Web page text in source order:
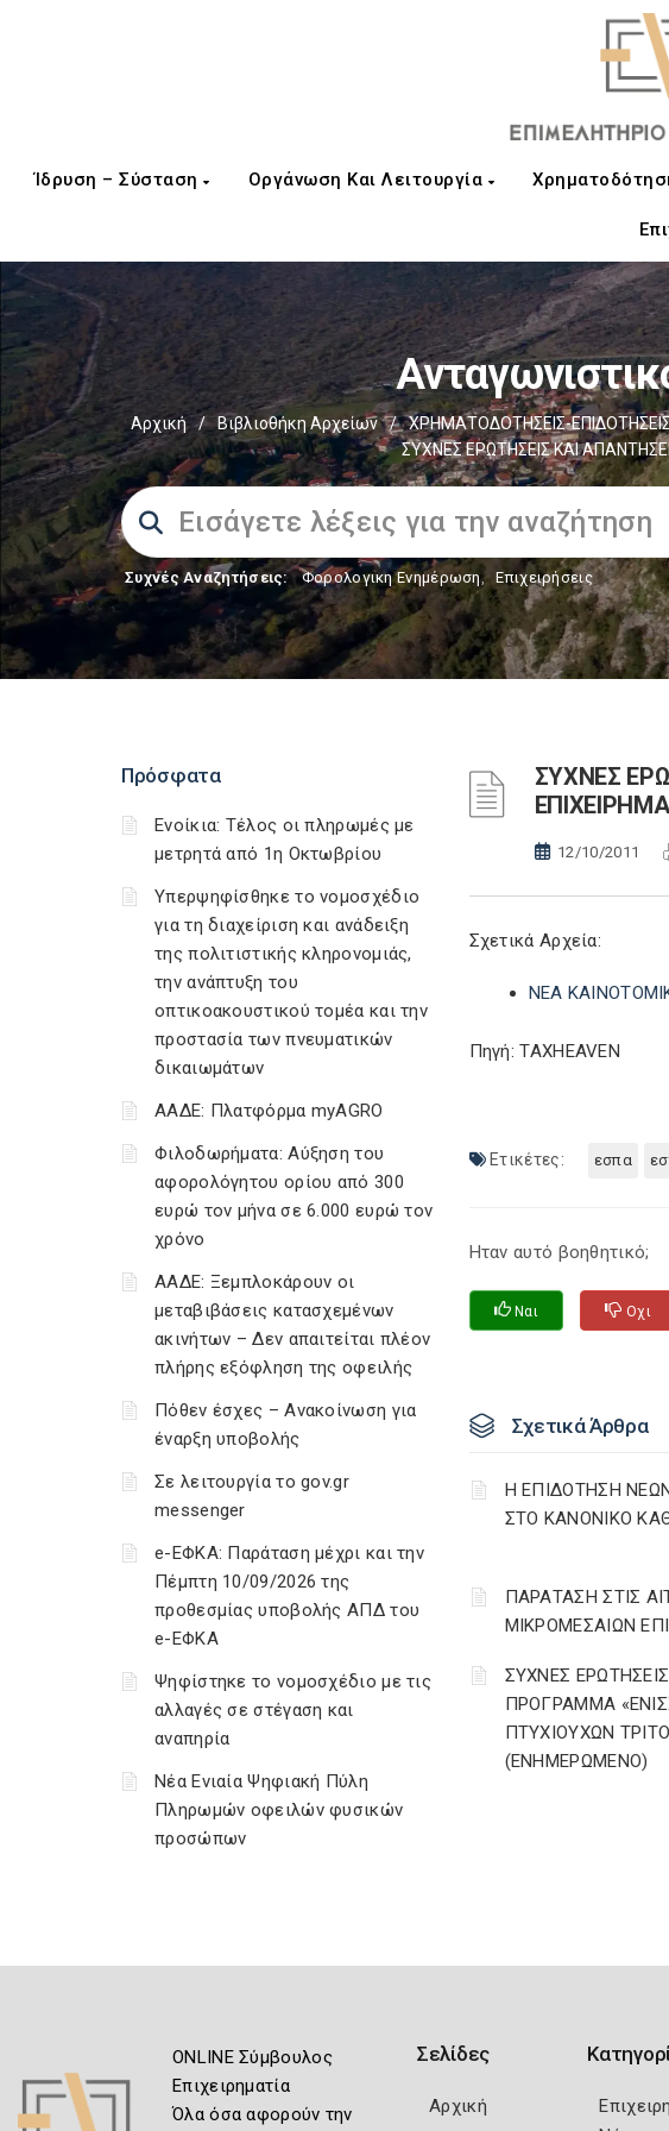
Ίδρυση – Σύσταση Οργάνωση Και Λειτουργία
Αρχική / Βιβλιοθήκη Αρχείων / ΧΡΗΜΑΤΟΔΟΤΗΣΕΙΣ-
ΣΥΧΝΕΣ ΕΡΩΤΗΣΕΙΣ ΚΑΙ
Συχνές Αναζητήσεις: Φορολογικη Ενημέρωση, Επιχειρήσεις
Πρόσφατα
Ενοίκια: Τέλος οι πληρωμές με
μετρητά από 1η Οκτωβρίου
Υπερψηφίσθηκε το νομοσχέδιο
για τη διαχείριση και ανάδειξη
της πολιτιστικής κληρονομιάς,
την ανάπτυξη του
οπτικοακουστικού τομέα και την
προστασία των πνευματικών
δικαιωμάτων
ΑΑΔΕ: Πλατφόρμα myAGRO
Φιλοδωρήματα: Αύξηση του
αφορολόγητου ορίου από 300
ευρώ τον μήνα σε 6.000 ευρώ τον
χρόνο
ΑΑΔΕ: Ξεμπλοκάρουν οι
μεταβιβάσεις κατασχεμένων
ακινήτων – Δεν απαιτείται πλέον
πλήρης εξόφληση της οφειλής
Πόθεν έσχες – Ανακοίνωση για
έναρξη υποβολής
Σε λειτουργία το gov.gr
messenger
e-ΕΦΚΑ: Παράταση μέχρι και την
Πέμπτη 10/09/2026 της
προθεσμίας υποβολής ΑΠΔ του
e-ΕΦΚΑ
Ψηφίστηκε το νομοσχέδιο με τις
αλλαγές σε στέγαση και
αναπηρία
Νέα Ενιαία Ψηφιακή Πύλη
Πληρωμών οφειλών φυσικών
προσώπων
ΣΥΧΝΕΣ
12/10/2011
Σχετικά Αρχεία:
ΝΕΑ
Πηγή: TAXHEAVEN
Ετικέτες: εσπα
Ηταν αυτό βοηθητικό;
Ναι Οχι
Σχετικά Άρθρα
Η ΕΠΙΔΟΤΗΣΗ
ΣΤΟ ΚΑΝΟΝΙΚΟ
ΠΑΡΑΤΑΣΗ ΣΤΙΣ
ΜΙΚΡΟΜΕΣΑΙΩΝ
ΣΥΧΝΕΣ
ΠΡΟΓΡΑΜΜΑ
ΠΤΥΧΙΟΥΧΩΝ
(ΕΝΗΜΕΡΩΜΕΝΟ)
ONLINE Σύμβουλος
Επιχειρηματία
Όλα όσα αφορούν την
Σελίδες
Αρχική